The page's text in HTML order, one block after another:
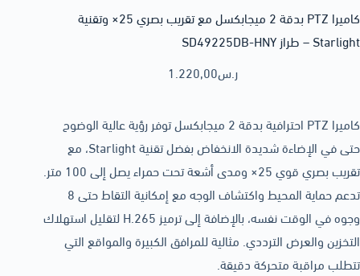
كاميرا PTZ بدقة 2 ميجابكسل مع تقريب بصري 25× وتقنية
Starlight – طراز SD49225DB-HNY
1.220,00ر.س
كاميرا PTZ احترافية بدقة 2 ميجابكسل توفر رؤية عالية الوضوح
حتى في الإضاءة شديدة الانخفاض بفضل تقنية Starlight، مع
تقريب بصري قوي 25× ومدى أشعة تحت حمراء يصل إلى 100 متر.
تدعم حماية المحيط واكتشاف الوجه مع إمكانية التقاط حتى 8
وجوه في الوقت نفسه، بالإضافة إلى ترميز H.265 لتقليل استهلاك
التخزين والعرض الترددي. مثالية للمرافق الكبيرة والمواقع التي
تتطلب مراقبة متحركة دقيقة.